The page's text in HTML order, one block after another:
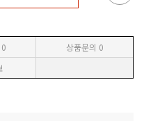
0 상품문의 0